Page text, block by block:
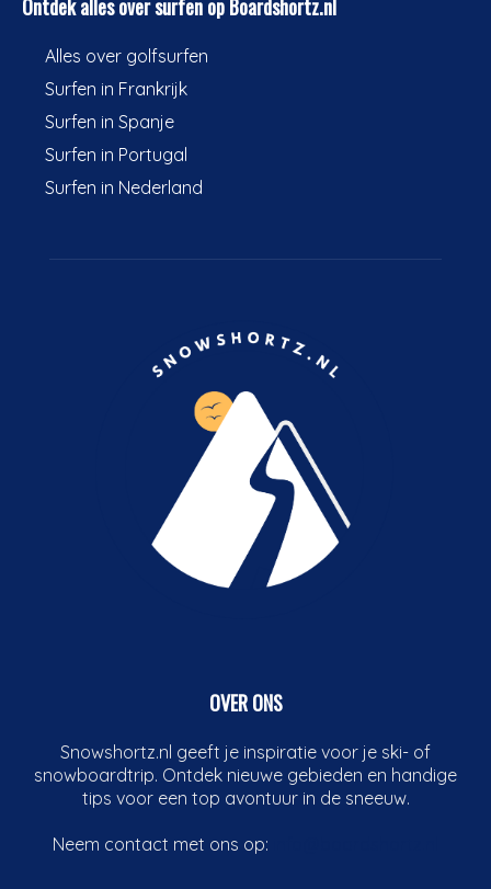
Ontdek alles over surfen op Boardshortz.nl
Alles over golfsurfen
Surfen in Frankrijk
Surfen in Spanje
Surfen in Portugal
Surfen in Nederland
OVER ONS
Snowshortz.nl geeft je inspiratie voor je ski- of
snowboardtrip. Ontdek nieuwe gebieden en handige
tips voor een top avontuur in de sneeuw.
Neem contact met ons op: